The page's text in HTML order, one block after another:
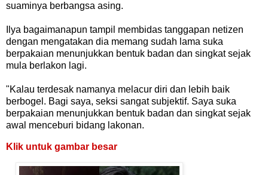
suaminya berbangsa asing.
Ilya bagaimanapun tampil membidas tanggapan netizen
dengan mengatakan dia memang sudah lama suka
berpakaian menunjukkan bentuk badan dan singkat sejak
mula berlakon lagi.
"Kalau terdesak namanya melacur diri dan lebih baik
berbogel. Bagi saya, seksi sangat subjektif. Saya suka
berpakaian menunjukkan bentuk badan dan singkat sejak
awal menceburi bidang lakonan.
Klik untuk gambar besar